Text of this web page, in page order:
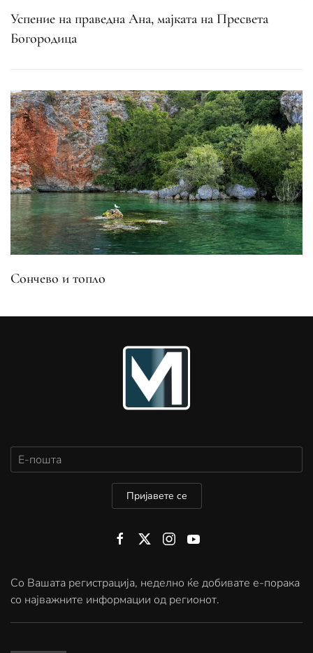
Успение на праведна Ана, мајката на Пресвета
Богородица
Сончево и топло
Пријавете се
Со Вашата регистрација, неделно ќе добивате е-порака
со најважните информации од регионот.